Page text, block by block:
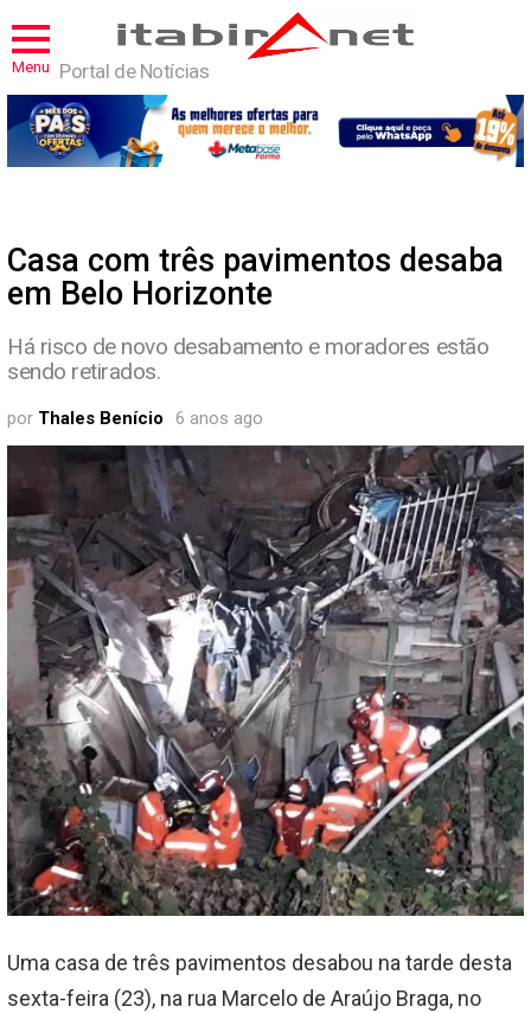
Menu Portal de Notícias
Casa com três pavimentos desaba
em Belo Horizonte
Há risco de novo desabamento e moradores estão
sendo retirados.
por Thales Benício 6 anos ago
Uma casa de três pavimentos desabou na tarde desta
sexta-feira (23), na rua Marcelo de Araújo Braga, no